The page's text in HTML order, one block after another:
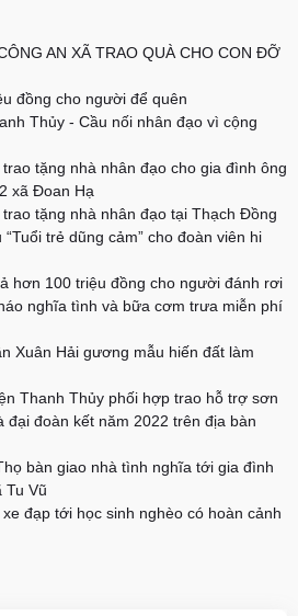
AN XÃ TRAO QUÀ CHO CON ĐỠ
đồng cho người để quên
Thủy - Cầu nối nhân đạo vì cộng
tặng nhà nhân đạo cho gia đình ông
xã Đoan Hạ
tặng nhà nhân đạo tại Thạch Đồng
trẻ dũng cảm” cho đoàn viên hi
hơn 100 triệu đồng cho người đánh rơi
nghĩa tình và bữa cơm trưa miễn phí
Xuân Hải gương mẫu hiến đất làm
Thanh Thủy phối hợp trao hỗ trợ sơn
đại đoàn kết năm 2022 trên địa bàn
bàn giao nhà tình nghĩa tới gia đình
Tu Vũ
đạp tới học sinh nghèo có hoàn cảnh